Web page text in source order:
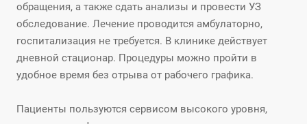
обращения, а также сдать анализы и провести УЗ
обследование. Лечение проводится амбулаторно,
госпитализация не требуется. В клинике действует
дневной стационар. Процедуры можно пройти в
удобное время без отрыва от рабочего графика.
Пациенты пользуются сервисом высокого уровня,